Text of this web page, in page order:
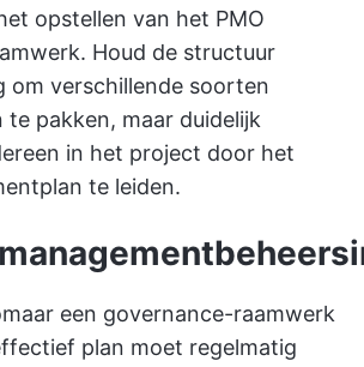
opstellen van het PMO
Houd de structuur
om verschillende soorten
te pakken, maar duidelijk
in het project door het
te leiden.
een governance-raamwerk
plan moet regelmatig